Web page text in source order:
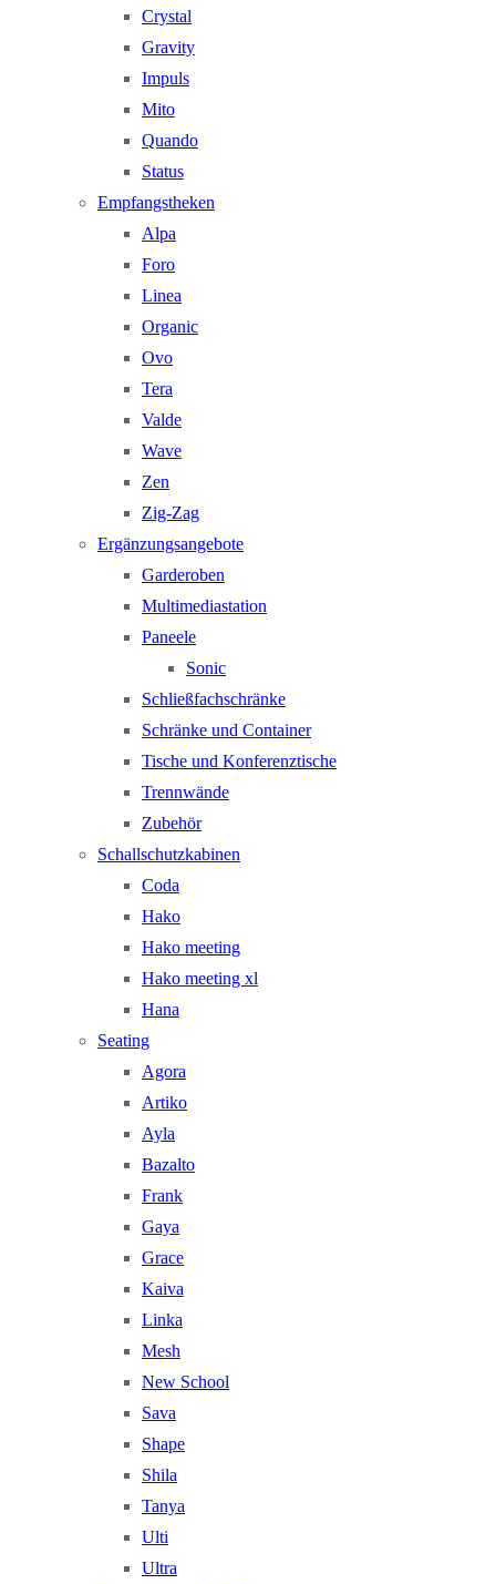
Crystal
Gravity
Impuls
Mito
Quando
Status
Empfangstheken
Alpa
Foro
Linea
Organic
Ovo
Tera
Valde
Wave
Zen
Zig-Zag
Ergänzungsangebote
Garderoben
Multimediastation
Paneele
Sonic
Schließfachschränke
Schränke und Container
Tische und Konferenztische
Trennwände
Zubehör
Schallschutzkabinen
Coda
Hako
Hako meeting
Hako meeting xl
Hana
Seating
Agora
Artiko
Ayla
Bazalto
Frank
Gaya
Grace
Kaiva
Linka
Mesh
New School
Sava
Shape
Shila
Tanya
Ulti
Ultra